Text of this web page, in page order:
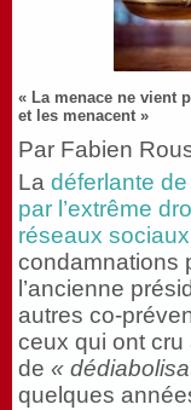
« La menace ne vient
et les menacent »
Par Fabien
La déferlante
par l’extrême
réseaux sociaux
condamnations
l’ancienne
autres co-
ceux qui ont cru
de «
quelques